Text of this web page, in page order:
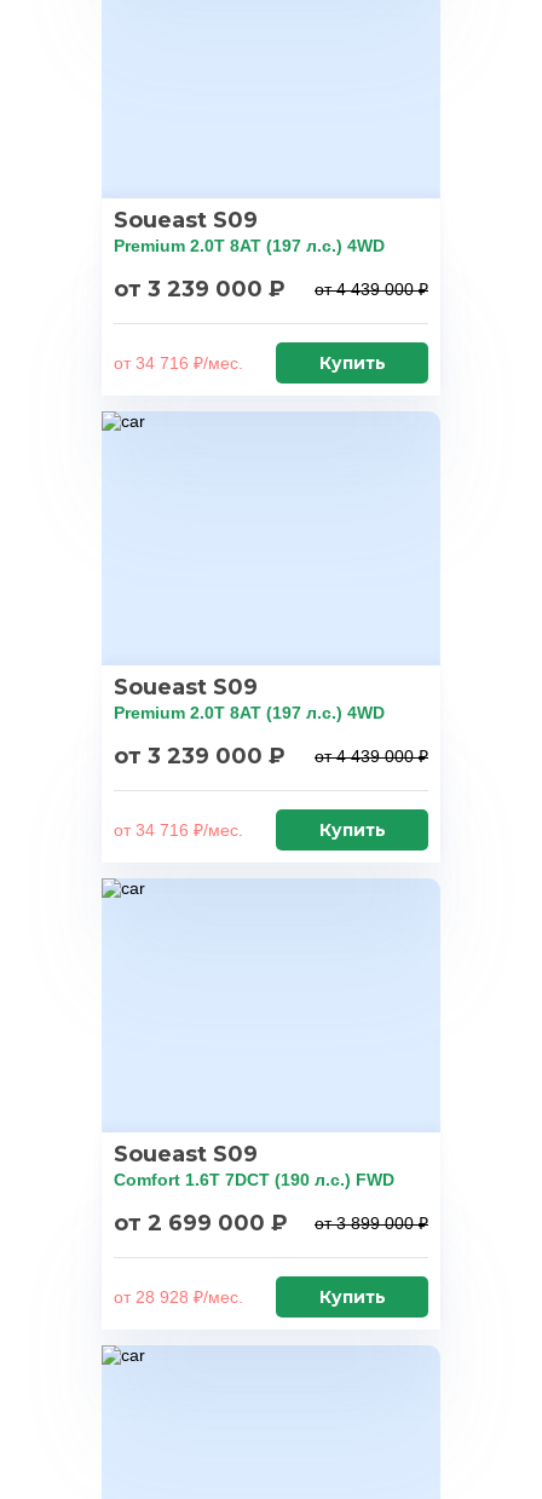
Soueast S09
Premium 2.0T 8AT (197 л.с.) 4WD
от 3 239 000 ₽ от 4 439 000 ₽
от 34 716 ₽/мес. Купить
Soueast S09
Premium 2.0T 8AT (197 л.с.) 4WD
от 3 239 000 ₽ от 4 439 000 ₽
от 34 716 ₽/мес. Купить
Soueast S09
Comfort 1.6T 7DCT (190 л.с.) FWD
от 2 699 000 ₽ от 3 899 000 ₽
от 28 928 ₽/мес. Купить